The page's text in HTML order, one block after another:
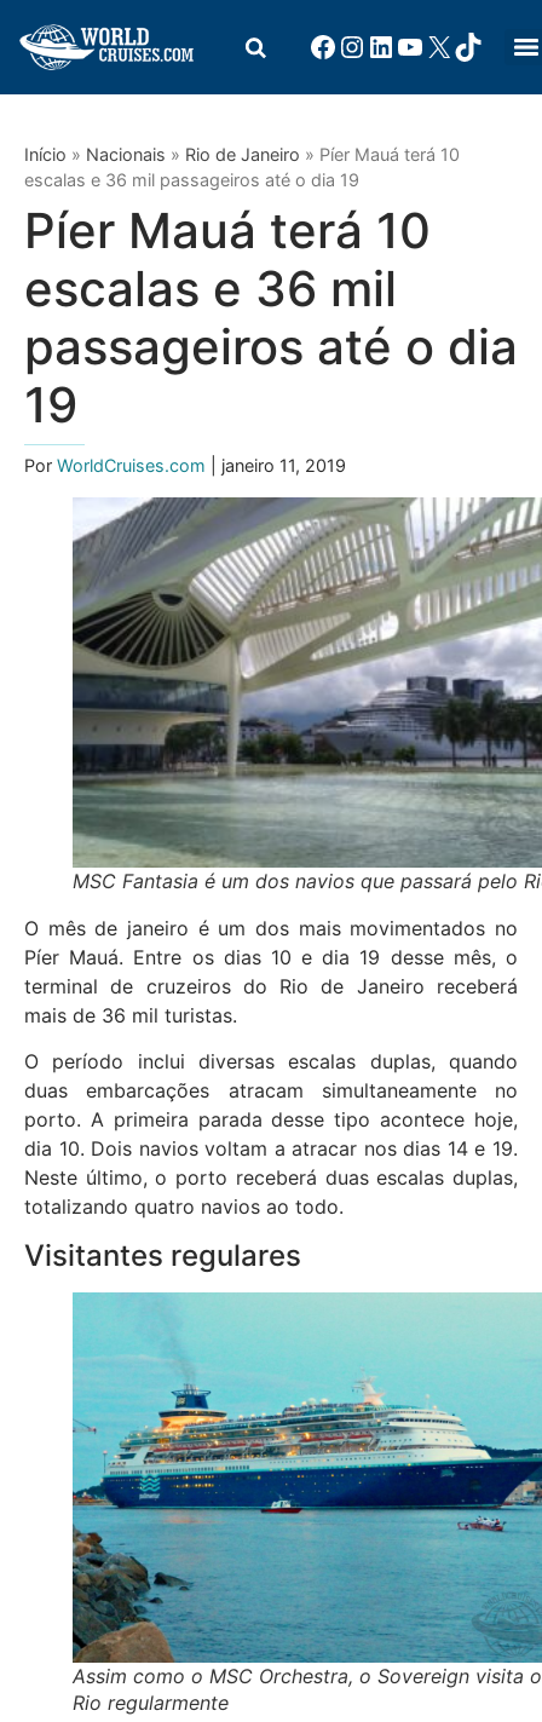
Início » Nacionais » Rio de Janeiro » Píer Mauá terá 10
escalas e 36 mil passageiros até o dia 19
Píer Mauá terá 10
escalas e 36 mil
passageiros até o dia
19
Por WorldCruises.com | janeiro 11, 2019
MSC Fantasia é um dos navios que passará pelo
O mês de janeiro é um dos mais movimentados no
Píer Mauá. Entre os dias 10 e dia 19 desse mês, o
terminal de cruzeiros do Rio de Janeiro receberá
mais de 36 mil turistas.
O período inclui diversas escalas duplas, quando
duas embarcações atracam simultaneamente no
porto. A primeira parada desse tipo acontece hoje,
dia 10. Dois navios voltam a atracar nos dias 14 e 19.
Neste último, o porto receberá duas escalas duplas,
totalizando quatro navios ao todo.
Visitantes regulares
Assim como o MSC Orchestra, o Sovereign visita o
Rio regularmente